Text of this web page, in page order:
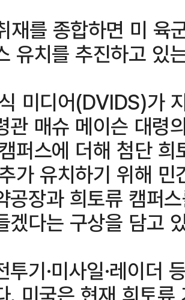
재를 종합하면 미 육
유치를 추진하고 있
미디어(DVIDS)가
관 매슈 메이슨 대령
퍼스에 더해 첨단
가 유치하기 위해
공장과 희토류 캠퍼
겠다는 구상을 담고
투기·미사일·레이더
. 미국은 현재 희토